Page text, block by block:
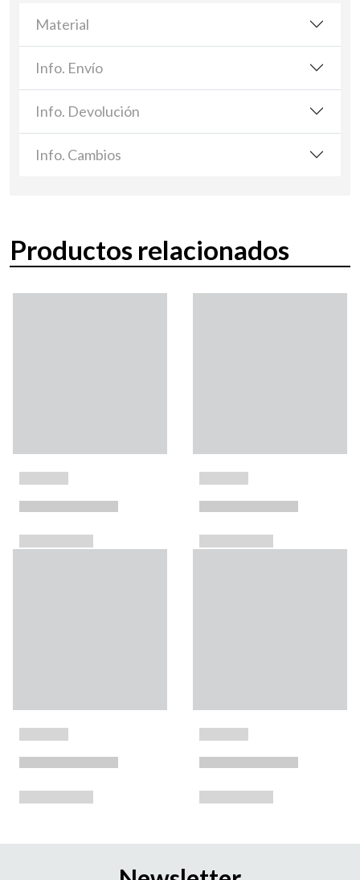
Material
Info. Envío
Info. Devolución
Info. Cambios
Productos relacionados